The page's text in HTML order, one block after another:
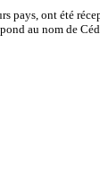
pays, ont été
au nom de